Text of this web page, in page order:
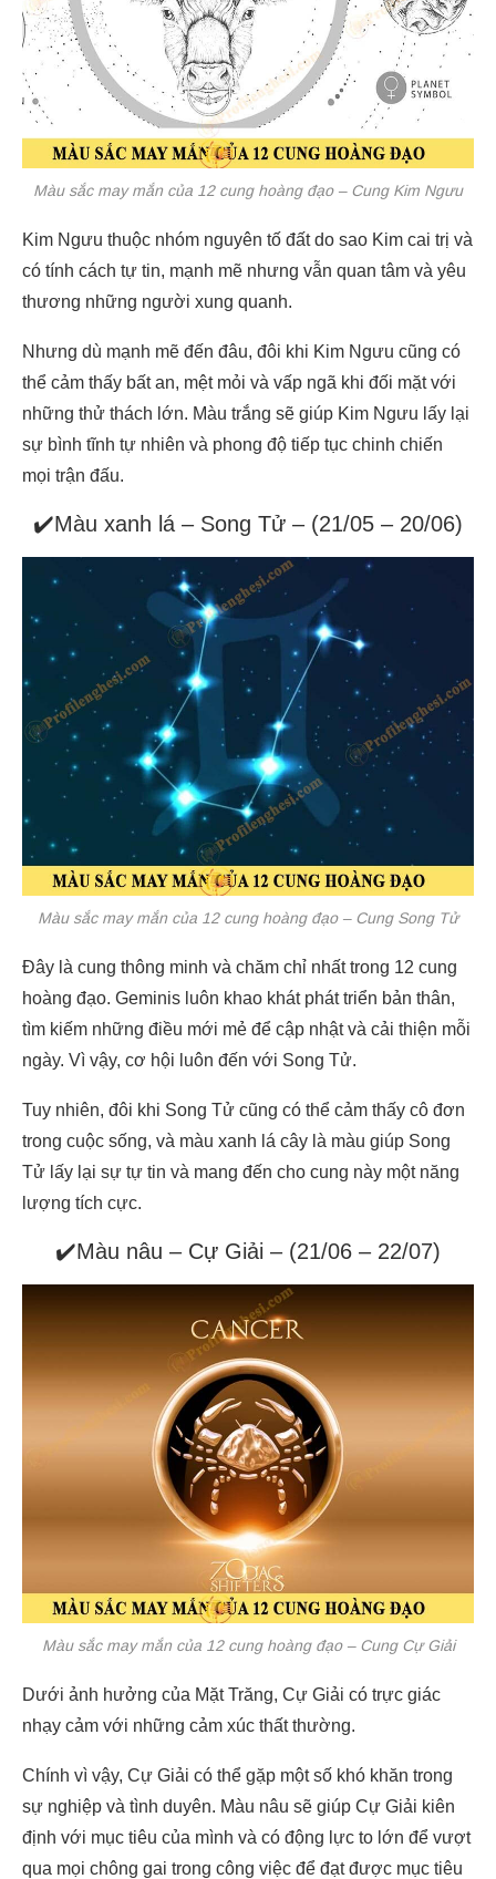
Màu sắc may mắn của 12 cung hoàng đạo – Cung Kim Ngưu
Kim Ngưu thuộc nhóm nguyên tố đất do sao Kim cai trị và
có tính cách tự tin, mạnh mẽ nhưng vẫn quan tâm và yêu
thương những người xung quanh.
Nhưng dù mạnh mẽ đến đâu, đôi khi Kim Ngưu cũng có
thể cảm thấy bất an, mệt mỏi và vấp ngã khi đối mặt với
những thử thách lớn. Màu trắng sẽ giúp Kim Ngưu lấy lại
sự bình tĩnh tự nhiên và phong độ tiếp tục chinh chiến
mọi trận đấu.
✔️Màu xanh lá – Song Tử – (21/05 – 20/06)
Màu sắc may mắn của 12 cung hoàng đạo – Cung Song Tử
Đây là cung thông minh và chăm chỉ nhất trong 12 cung
hoàng đạo. Geminis luôn khao khát phát triển bản thân,
tìm kiếm những điều mới mẻ để cập nhật và cải thiện mỗi
ngày. Vì vậy, cơ hội luôn đến với Song Tử.
Tuy nhiên, đôi khi Song Tử cũng có thể cảm thấy cô đơn
trong cuộc sống, và màu xanh lá cây là màu giúp Song
Tử lấy lại sự tự tin và mang đến cho cung này một năng
lượng tích cực.
✔️Màu nâu – Cự Giải – (21/06 – 22/07)
Màu sắc may mắn của 12 cung hoàng đạo – Cung Cự Giải
Dưới ảnh hưởng của Mặt Trăng, Cự Giải có trực giác
nhạy cảm với những cảm xúc thất thường.
Chính vì vậy, Cự Giải có thể gặp một số khó khăn trong
sự nghiệp và tình duyên. Màu nâu sẽ giúp Cự Giải kiên
định với mục tiêu của mình và có động lực to lớn để vượt
qua mọi chông gai trong công việc để đạt được mục tiêu